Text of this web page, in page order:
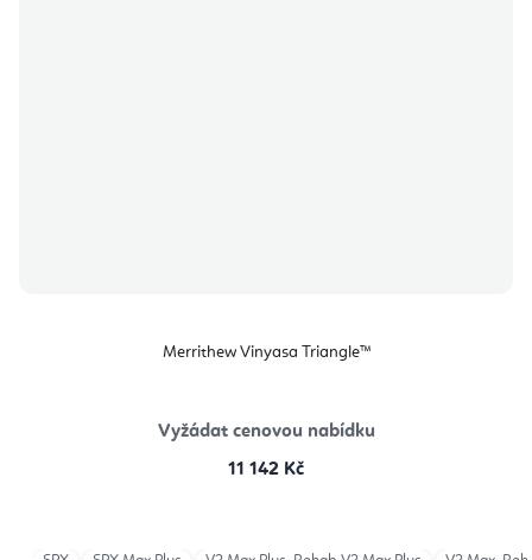
Merrithew Vinyasa Triangle™
Vyžádat cenovou nabídku
11 142 Kč